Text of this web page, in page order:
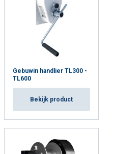
Gebuwin handlier TL300 -
TL600
Bekijk product